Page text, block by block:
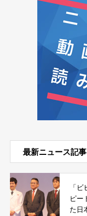
最新ニュース記事
「
ピー
た日